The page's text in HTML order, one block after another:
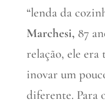
“lenda da
Marchesi, 87
relação, ele
inovar um
diferente. Para